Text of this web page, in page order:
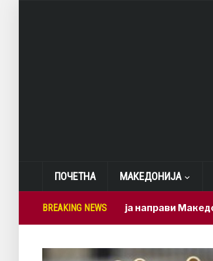
ПОЧЕТНА МАКЕДОНИЈА
BREAKING NEWS
Мицкоски ја направи Македонија